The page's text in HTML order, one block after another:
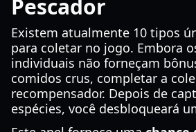
Pescador
Existem atualmente 10 tipos
para coletar no jogo. Embora
individuais não forneçam
comidos crus, completar a
recompensador. Depois de
espécies, você desbloqueará